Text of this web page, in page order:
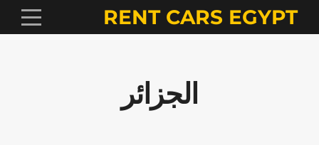
RENT CARS EGYPT
الجزائر